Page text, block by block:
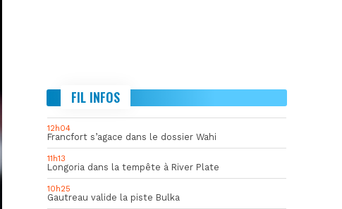
FIL INFOS
12h04
Francfort s’agace dans le dossier Wahi
11h13
Longoria dans la tempête à River Plate
10h25
Gautreau valide la piste Bulka